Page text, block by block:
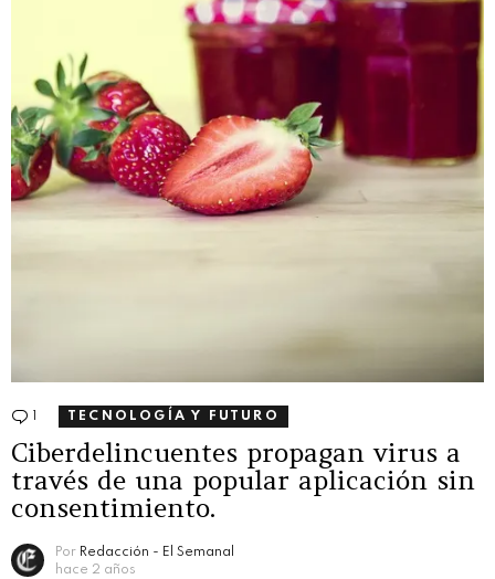
Comentario
TECNOLOGÍA Y FUTURO
Ciberdelincuentes propagan virus a
través de una popular aplicación sin
consentimiento.
Por Redacción - El Semanal
hace 2 años